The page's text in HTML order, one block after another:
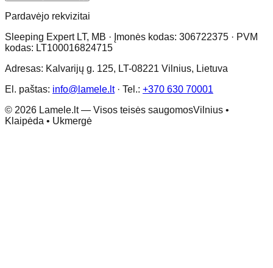
Pardavėjo rekvizitai
Sleeping Expert LT, MB · Įmonės kodas: 306722375 · PVM
kodas: LT100016824715
Adresas: Kalvarijų g. 125, LT-08221 Vilnius, Lietuva
El. paštas: info@lamele.lt· Tel.: +370 630 70001
© 2026 Lamele.lt — Visos teisės saugomosVilnius •
Klaipėda • Ukmergė